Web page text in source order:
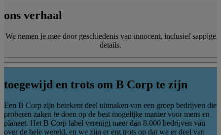
ons verhaal
We nemen je mee door geschiedenis van innocent, inclusief sappige
details.
toegewijd en trots om B Corp te zijn
Een B Corp zijn betekent deel uitmaken van een groep bedrijven die
proberen zaken te doen op de best mogelijke manier voor mens en
planeet. Het B Corp label verenigt meer dan 8.000 bedrijven van
over de hele wereld, en we zijn er erg trots op dat we er deel van